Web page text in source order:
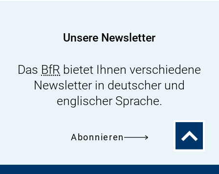
zu
von
Per-
und
beitragen
Unsere Newsletter
Das BfR bietet Ihnen verschiedene
Newsletter in deutscher und
englischer Sprache.
Abonnieren
Zum